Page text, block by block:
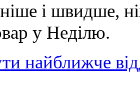
і швидше,
у Неділю.
найближче